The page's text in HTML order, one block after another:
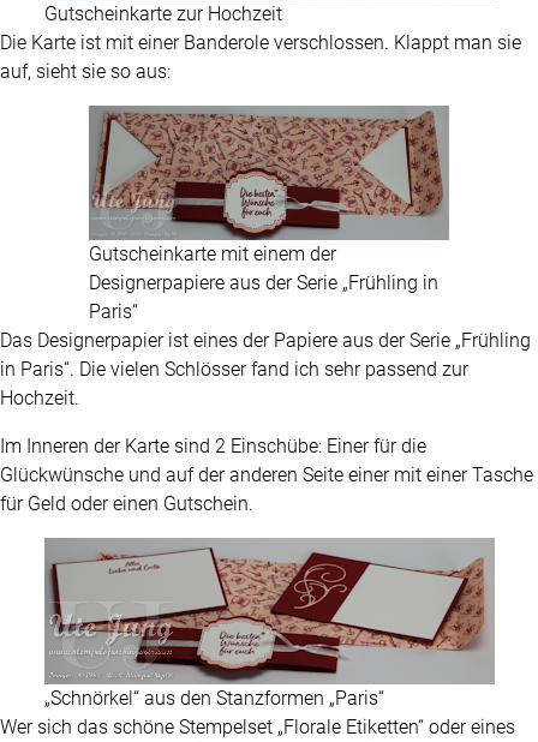
Gutscheinkarte zur Hochzeit
Die Karte ist mit einer Banderole verschlossen. Klappt man sie
auf, sieht sie so aus:
Gutscheinkarte mit einem der
Designerpapiere aus der Serie „Frühling in
Paris“
Das Designerpapier ist eines der Papiere aus der Serie „Frühling
in Paris“. Die vielen Schlösser fand ich sehr passend zur
Hochzeit.
Im Inneren der Karte sind 2 Einschübe: Einer für die
Glückwünsche und auf der anderen Seite einer mit einer Tasche
für Geld oder einen Gutschein.
„Schnörkel“ aus den Stanzformen „Paris“
Wer sich das schöne Stempelset „Florale Etiketten“ oder eines